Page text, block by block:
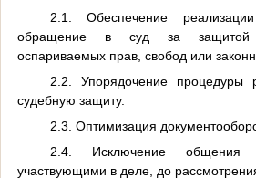
2.1. Обеспечение
обращение в суд за защитой
оспариваемых прав, свобод или
2.2. Упорядочение процедуры
судебную защиту.
2.3. Оптимизация
2.4. Исключение
участвующими в деле, до